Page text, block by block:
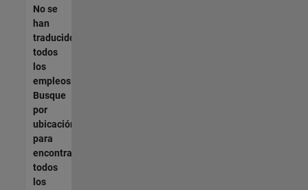
No se
han
traducido
todos
los
empleos.
Busque
por
ubicación
para
encontrar
todos
los